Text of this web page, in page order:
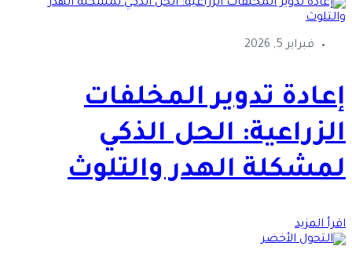
فبراير 5, 2026
إعادة تدوير المخلفات
الزراعية: الحل الذكي
لمشكلة الهدر والتلوث
اقرأ المزيد